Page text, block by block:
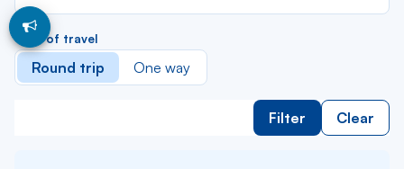
Type of travel
Round trip One way
Filter Clear